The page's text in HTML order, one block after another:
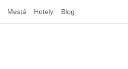
Mestá Hotely Blog